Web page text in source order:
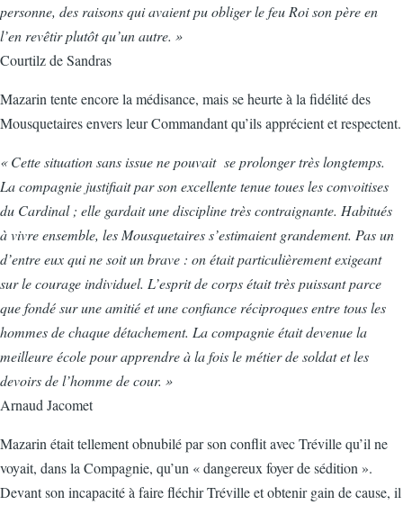
personne, des raisons qui avaient pu obliger le feu Roi son père en
l’en revêtir plutôt qu’un autre. »
Courtilz de Sandras
Mazarin tente encore la médisance, mais se heurte à la fidélité des
Mousquetaires envers leur Commandant qu’ils apprécient et respectent.
« Cette situation sans issue ne pouvait se prolonger très longtemps.
La compagnie justifiait par son excellente tenue toues les convoitises
du Cardinal ; elle gardait une discipline très contraignante. Habitués
à vivre ensemble, les Mousquetaires s’estimaient grandement. Pas un
d’entre eux qui ne soit un brave : on était particulièrement exigeant
sur le courage individuel. L’esprit de corps était très puissant parce
que fondé sur une amitié et une confiance réciproques entre tous les
hommes de chaque détachement. La compagnie était devenue la
meilleure école pour apprendre à la fois le métier de soldat et les
devoirs de l’homme de cour. »
Arnaud Jacomet
Mazarin était tellement obnubilé par son conflit avec Tréville qu’il ne
voyait, dans la Compagnie, qu’un « dangereux foyer de sédition ».
Devant son incapacité à faire fléchir Tréville et obtenir gain de cause, il